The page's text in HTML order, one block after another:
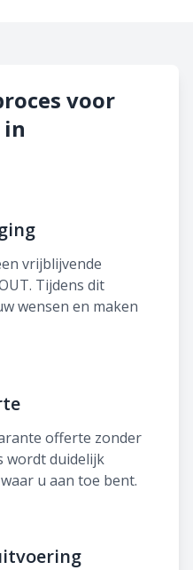
voor
vrijblijvende
Tijdens dit
wensen en maken
offerte zonder
wordt duidelijk
u aan toe bent.